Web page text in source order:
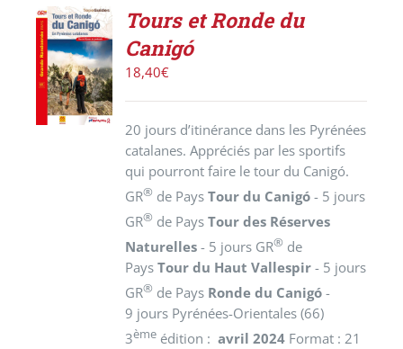
AJOUTER
AU
PANIER
/
DÉTAILS
Tours et Ronde du
Canigó
18,40€
20 jours d’itinérance dans les Pyrénées
catalanes. Appréciés par les sportifs
qui pourront faire le tour du Canigó.
GR® de PaysTour du Canigó - 5 jours
GR® de PaysTour des Réserves
Naturelles - 5 jours GR® de
PaysTour du Haut Vallespir - 5 jours
GR® de Pays Ronde du Canigó -
9 jours Pyrénées-Orientales (66)
3ème édition : avril 2024 Format : 21